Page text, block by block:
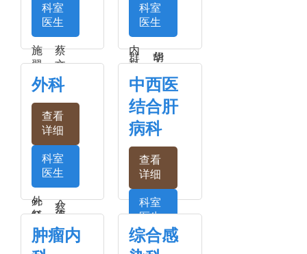
明
兵
ceshi
华
东
商
明
群
胡
华
科室
医生
施
翠
芬
蔡
文
辉
​成
娟
陈
科
国
亚
朱
云
杰
王
晓
红
王
大
伟
张
肝
科室
医生
内
科
简
介
胡
刚
赵
艳
殷
淑
外科
查看
详细
科室
医生
外
科
简
介
蔡
群
中西医
结合肝
病科
查看
详细
科室
医生
朱
王
肿瘤内
综合感